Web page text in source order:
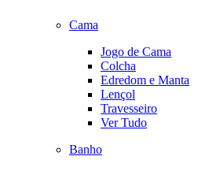
Cama
Jogo de Cama
Colcha
Edredom e Manta
Lençol
Travesseiro
Ver Tudo
Banho